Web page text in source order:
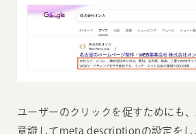
ユーザーのクリックを促すためにも
意識してmeta descriptionの設定をし